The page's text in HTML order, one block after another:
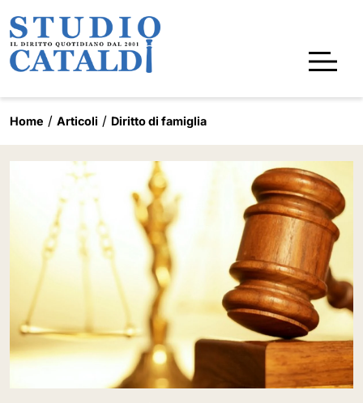
Home Articoli Diritto di famiglia